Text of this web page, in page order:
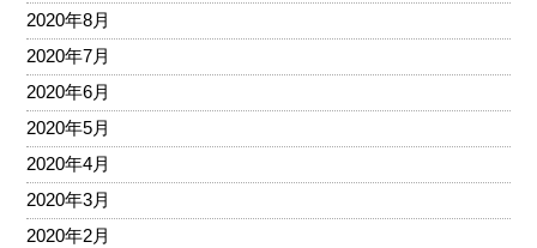
2020年8月
2020年7月
2020年6月
2020年5月
2020年4月
2020年3月
2020年2月